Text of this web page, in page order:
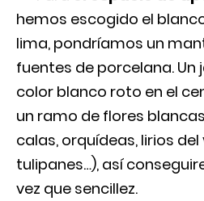
hemos escogido el
lima, pondríamos un
fuentes de porcelana. Un
color blanco roto en el
un ramo de flores
calas, orquídeas, lirios del
tulipanes…), así
vez que sencillez.